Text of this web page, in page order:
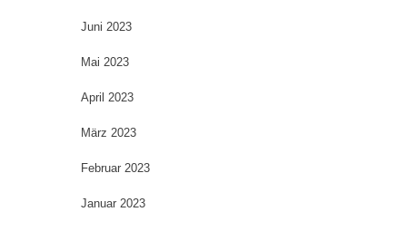
Juni 2023
Mai 2023
April 2023
März 2023
Februar 2023
Januar 2023